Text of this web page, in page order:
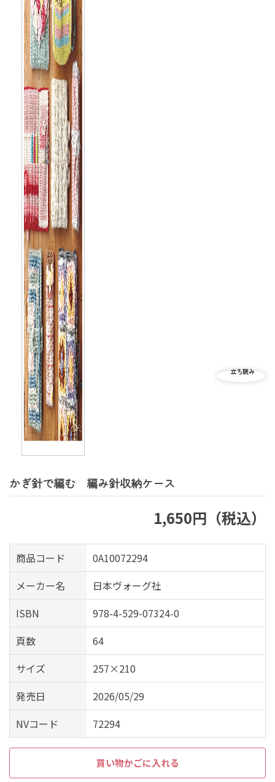
かぎ針で編む 編み針収納ケース
1,650円（税込）
商品コード
0A10072294
メーカー名
日本ヴォーグ社
ISBN
978-4-529-07324-0
頁数
64
サイズ
257×210
発売日
2026/05/29
NVコード
72294
買い物かごに入れる